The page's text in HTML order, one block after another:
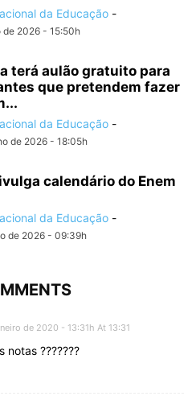
da Educação -
de 2026 - 15:50h
terá aulão gratuito para
que pretendem fazer
da Educação -
de 2026 - 18:05h
calendário do Enem
da Educação -
de 2026 - 09:39h
de 2020 - 13:31h At 13:31
notas ???????